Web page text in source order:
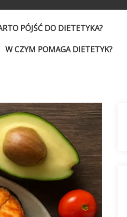
PÓJŚĆ DO DIETETYKA?
W CZYM POMAGA DIETETYK?